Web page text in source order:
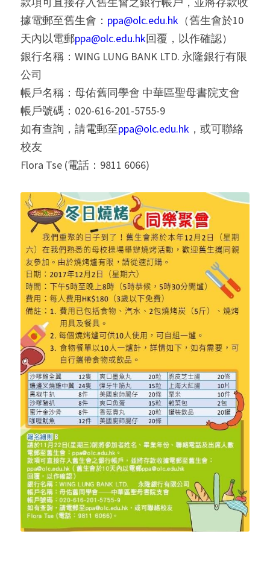
據電郵至舊生會： ppa@olc.edu.hk （舊生會於10
天內以電郵ppa@olc.edu.hk回覆，以作確認）
銀行名稱：WING LUNG BANK LTD. 永隆銀行有限
公司
帳戶名稱：母佑舊同學會 中華區聖母書院支會
帳戶號碼：020-616-201-5755-9
如有查詢，請電郵至ppa@olc.edu.hk ，或可聯絡
校友
Flora Tse (電話：9811 6066)